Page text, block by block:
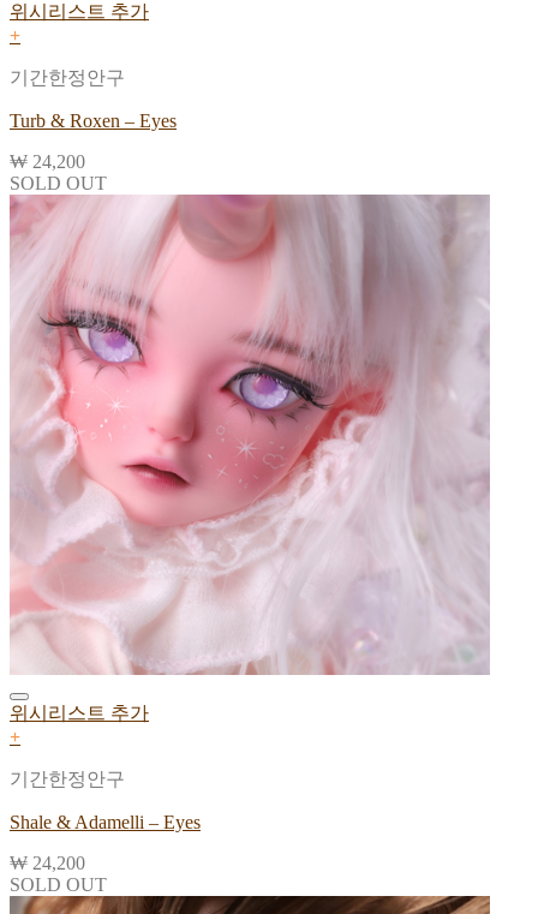
위시리스트 추가
+
기간한정안구
Turb & Roxen – Eyes
₩ 24,200
SOLD OUT
위시리스트 추가
+
기간한정안구
Shale & Adamelli – Eyes
₩ 24,200
SOLD OUT